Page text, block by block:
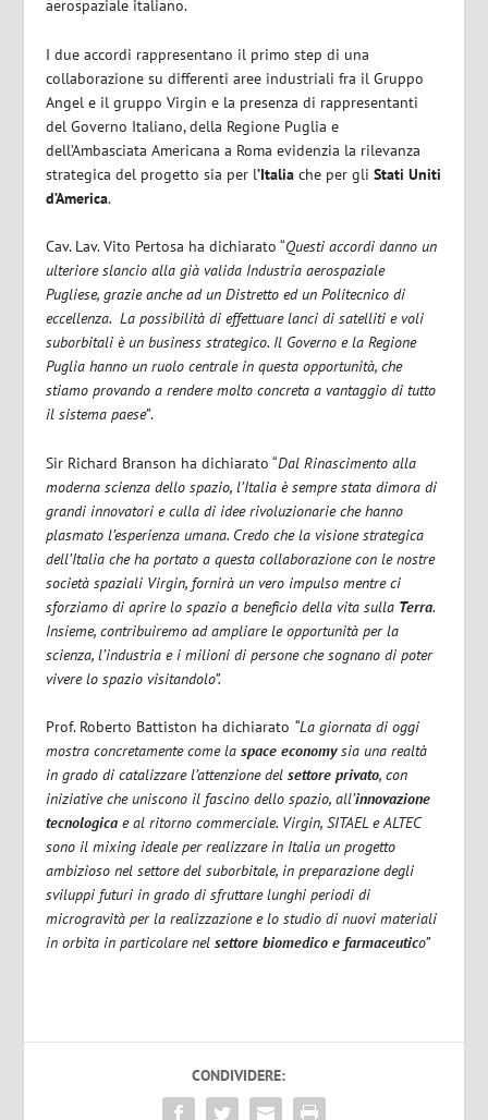
aerospaziale italiano.
I due accordi rappresentano il primo step di una
collaborazione su differenti aree industriali fra il Gruppo
Angel e il gruppo Virgin e la presenza di rappresentanti
del Governo Italiano, della Regione Puglia e
dell’Ambasciata Americana a Roma evidenzia la rilevanza
strategica del progetto sia per l’Italia che per gliStati Uniti
d’America.
Cav. Lav. Vito Pertosa ha dichiarato “Questi accordi danno un
ulteriore slancio alla già valida Industria aerospaziale
Pugliese, grazie anche ad un Distretto ed un Politecnico di
eccellenza. La possibilità di effettuare lanci di satelliti e voli
suborbitali è un business strategico. Il Governo e la Regione
Puglia hanno un ruolo centrale in questa opportunità, che
stiamo provando a rendere molto concreta a vantaggio di tutto
il sistema paese”.
Sir Richard Branson ha dichiarato “Dal Rinascimento alla
moderna scienza dello spazio, l’Italia è sempre stata dimora di
grandi innovatori e culla di idee rivoluzionarie che hanno
plasmato l’esperienza umana. Credo che la visione strategica
dell’Italia che ha portato a questa collaborazione con le nostre
società spaziali Virgin, fornirà un vero impulso mentre ci
sforziamo di aprire lo spazio a beneficio della vita sulla Terra.
Insieme, contribuiremo ad ampliare le opportunità per la
scienza, l’industria e i milioni di persone che sognano di poter
vivere lo spazio visitandolo”.
Prof. Roberto Battiston ha dichiarato “La giornata di oggi
mostra concretamente come laspace economysia una realtà
in grado di catalizzare l’attenzione delsettore privato, con
iniziative che uniscono il fascino dello spazio, all’innovazione
tecnologica e al ritorno commerciale. Virgin, SITAEL e ALTEC
sono il mixing ideale per realizzare in Italia un progetto
ambizioso nel settore del suborbitale, in preparazione degli
sviluppi futuri in grado di sfruttare lunghi periodi di
microgravità per la realizzazione e lo studio di nuovi materiali
in orbita in particolare nelsettore biomedico e farmaceutico”
CONDIVIDERE: